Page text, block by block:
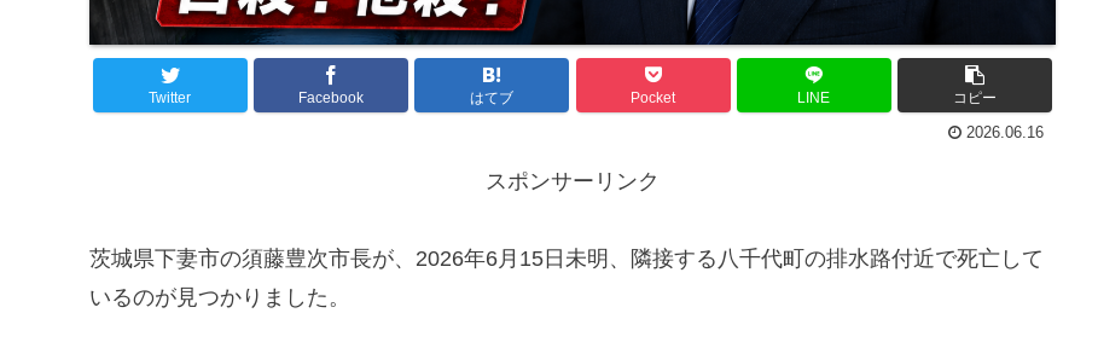
Twitter Facebook はてブ Pocket LINE コピー
2026.06.16
スポンサーリンク
茨城県下妻市の須藤豊次市長が、2026年6月15日未明、隣接する八千代町の排水路付近で死亡して
いるのが見つかりました。